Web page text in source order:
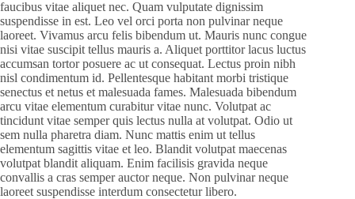
faucibus vitae aliquet nec. Quam vulputate dignissim
suspendisse in est. Leo vel orci porta non pulvinar neque
laoreet. Vivamus arcu felis bibendum ut. Mauris nunc congue
nisi vitae suscipit tellus mauris a. Aliquet porttitor lacus luctus
accumsan tortor posuere ac ut consequat. Lectus proin nibh
nisl condimentum id. Pellentesque habitant morbi tristique
senectus et netus et malesuada fames. Malesuada bibendum
arcu vitae elementum curabitur vitae nunc. Volutpat ac
tincidunt vitae semper quis lectus nulla at volutpat. Odio ut
sem nulla pharetra diam. Nunc mattis enim ut tellus
elementum sagittis vitae et leo. Blandit volutpat maecenas
volutpat blandit aliquam. Enim facilisis gravida neque
convallis a cras semper auctor neque. Non pulvinar neque
laoreet suspendisse interdum consectetur libero.